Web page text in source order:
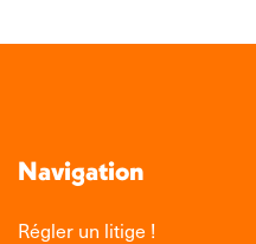
Navigation
Régler un litige !